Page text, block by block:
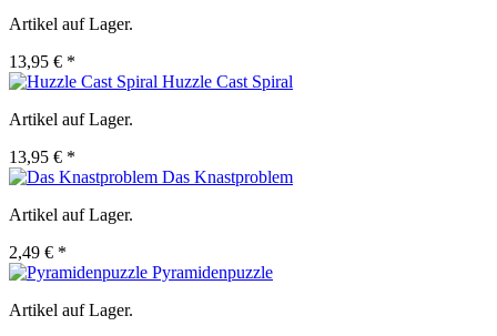
Artikel auf Lager.
13,95 € *
Huzzle Cast Spiral
Artikel auf Lager.
13,95 € *
Das Knastproblem
Artikel auf Lager.
2,49 € *
Pyramidenpuzzle
Artikel auf Lager.